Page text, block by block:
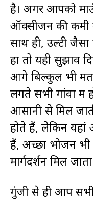
है। अगर आपको
ऑक्सीजन की कमी
साथ ही, उल्टी
हों तो यही सुझाव
आगे बिल्कुल भी
लगते सभी गांवों में
आसानी से मिल
होते हैं, लेकिन
हैं, अच्छा भोजन
मार्गदर्शन मिल
गुंजी से ही आप